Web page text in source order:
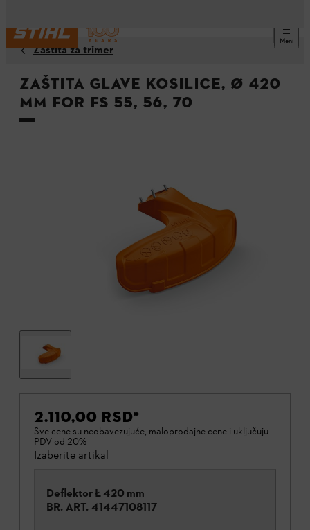
Meni
Zaštita za trimer
Zaštita glave kosilice, Ø 420
mm for FS 55, 56, 70
2.110,00 RSD*
Sve cene su neobavezujuće, maloprodajne cene i uključuju
PDV od 20%
Izaberite artikal
Deflektor Ł 420 mm
BR. ART. 41447108117